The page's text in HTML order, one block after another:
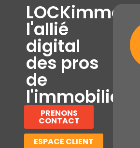
LOCKimmo,
l'allié
digital
des pros
de
l'immobilier
PRENONS
CONTACT
ESPACE CLIENT